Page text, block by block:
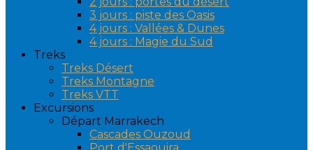
3 jours : piste des Oasis
4 jours : Vallées & Dunes
4 jours : Magie du Sud
Treks
Treks Désert
Treks Montagne
Treks VTT
Excursions
Départ Marrakech
Cascades Ouzoud